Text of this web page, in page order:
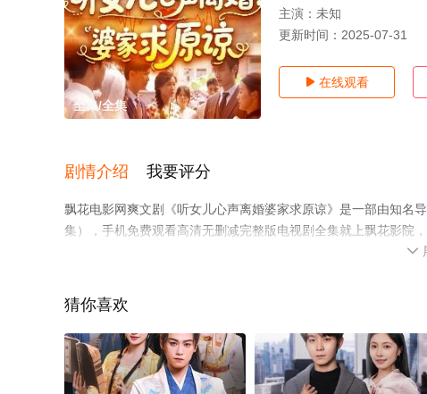
全集/全集
主演： 未知
更新时间： 2025-07-31
 在线观看
剧情介绍 我要评分
飘花电影网爽文剧《听女儿心声离婚婆家求原谅》是一部由知名
集），手机免费观看高清无删减完整版电视剧全集就上飘花影院

猜你喜欢